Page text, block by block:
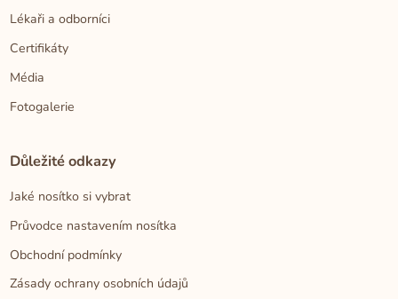
Lékaři a odborníci
Certifikáty
Média
Fotogalerie
Důležité odkazy
Jaké nosítko si vybrat
Průvodce nastavením nosítka
Obchodní podmínky
Zásady ochrany osobních údajů